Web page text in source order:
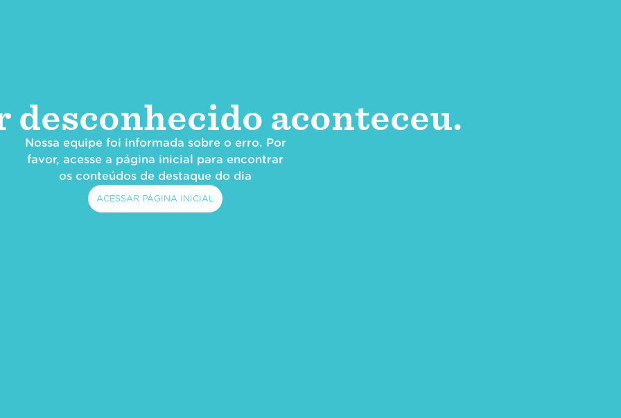
desconhecido aconteceu.
Nossa equipe foi informada sobre o erro. Por
favor, acesse a página inicial para encontrar
os conteúdos de destaque do dia
ACESSAR PÁGINA INICIAL